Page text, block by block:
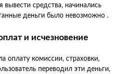
вывести средства, начинались
деньги было невозможно .
и исчезновение
оплату комиссии, страховки,
переводил эти деньги,